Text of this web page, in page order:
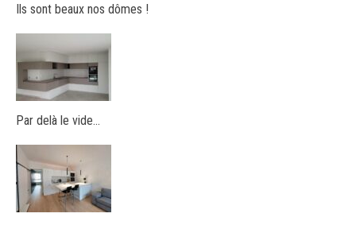
Ils sont beaux nos dômes !
Par delà le vide…